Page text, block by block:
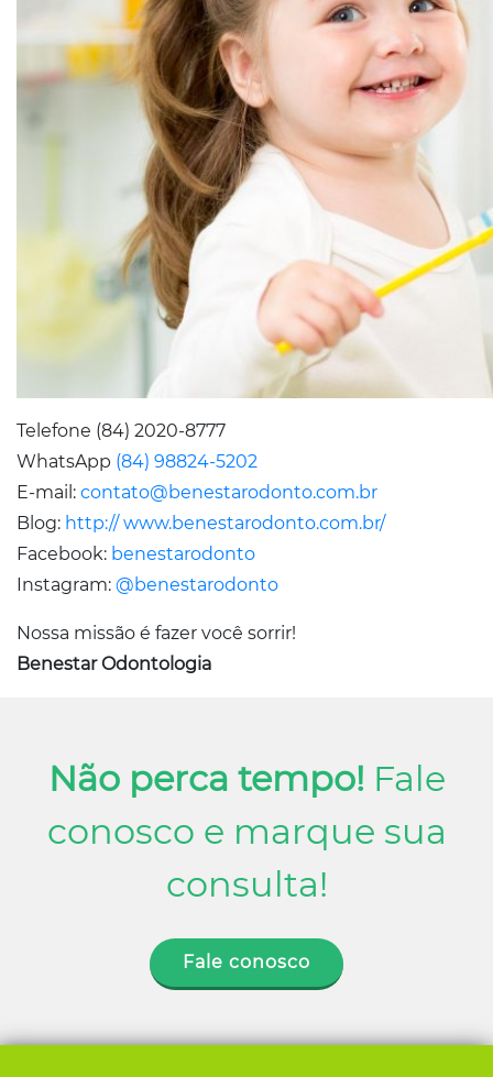
Telefone (84) 2020-8777
WhatsApp (84) 98824-5202
E-mail: contato@benestarodonto.com.br
Blog: http:// www.benestarodonto.com.br/
Facebook: benestarodonto
Instagram: @benestarodonto
Nossa missão é fazer você sorrir!
Benestar Odontologia
Não perca tempo! Fale
conosco e marque sua
consulta!
Fale conosco